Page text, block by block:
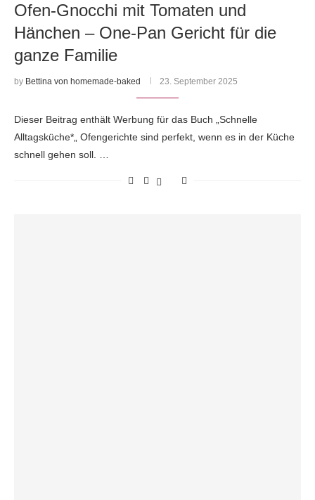
Ofen-Gnocchi mit Tomaten und
Hänchen – One-Pan Gericht für die
ganze Familie
by Bettina von homemade-baked 23. September 2025
Dieser Beitrag enthält Werbung für das Buch „Schnelle
Alltagsküche*„ Ofengerichte sind perfekt, wenn es in der Küche
schnell gehen soll. …